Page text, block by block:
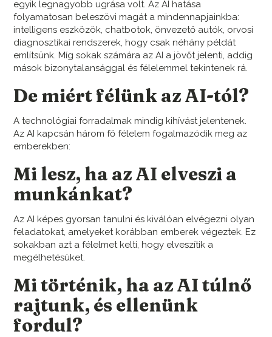
egyik legnagyobb ugrása volt. Az AI hatása
folyamatosan beleszövi magát a mindennapjainkba:
intelligens eszközök, chatbotok, önvezető autók, orvosi
diagnosztikai rendszerek, hogy csak néhány példát
említsünk. Míg sokak számára az AI a jövőt jelenti, addig
mások bizonytalansággal és félelemmel tekintenek rá.
De miért félünk az AI-tól?
A technológiai forradalmak mindig kihívást jelentenek.
Az AI kapcsán három fő félelem fogalmazódik meg az
emberekben:
Mi lesz, ha az AI elveszi a
munkánkat?
Az AI képes gyorsan tanulni és kiválóan elvégezni olyan
feladatokat, amelyeket korábban emberek végeztek. Ez
sokakban azt a félelmet kelti, hogy elveszítik a
megélhetésüket.
Mi történik, ha az AI túlnő
rajtunk, és ellenünk
fordul?